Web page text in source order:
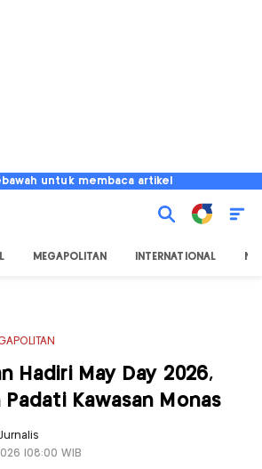
untuk membaca artikel
MEGAPOLITAN INTERNATIONAL
Hadiri May Day 2026,
Padati Kawasan Monas
|08:00 WIB